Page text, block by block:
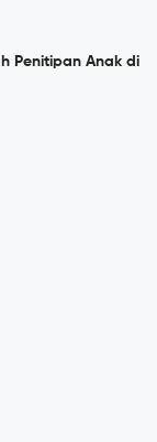
Penitipan Anak di